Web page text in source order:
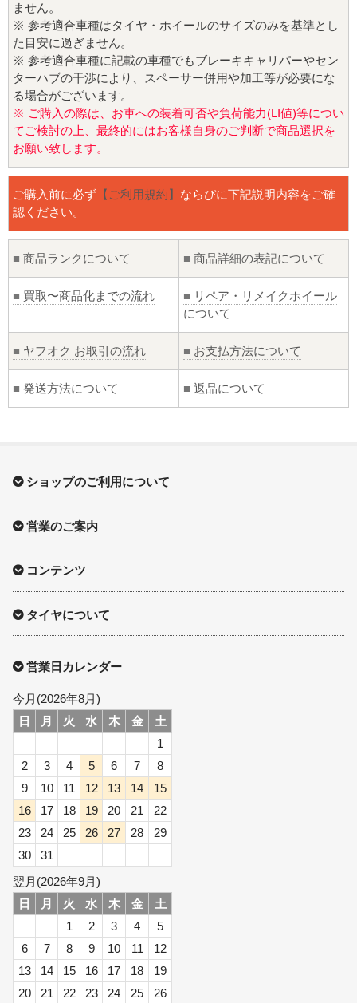
ません。
※ 参考適合車種はタイヤ・ホイールのサイズのみを基準とし
た目安に過ぎません。
※ 参考適合車種に記載の車種でもブレーキキャリパーやセン
ターハブの干渉により、スペーサー併用や加工等が必要にな
る場合がございます。
※ ご購入の際は、お車への装着可否や負荷能力(LI値)等につい
てご検討の上、最終的にはお客様自身のご判断で商品選択を
お願い致します。
ご購入前に必ず 【ご利用規約】 ならびに下記説明内容をご確
認ください。
■ 商品ランクについて ■ 商品詳細の表記について
■ 買取〜商品化までの流れ ■ リペア・リメイクホイール
について
■ ヤフオク お取引の流れ ■ お支払方法について
■ 発送方法について ■ 返品について
ショップのご利用について
営業のご案内
コンテンツ
タイヤについて
営業日カレンダー
今月(2026年8月)
日
月 火 水 木 金
土
1
2
3 4 5 6 7
8
9
10 11 12 13 14
15
16
17 18 19 20 21
22
23
24 25 26 27 28
29
30
31
翌月(2026年9月)
日
月 火 水 木 金
土
1
2 3 4
5
6
7 8 9 10 11
12
13
14 15 16 17 18
19
20
21 22 23 24 25 26